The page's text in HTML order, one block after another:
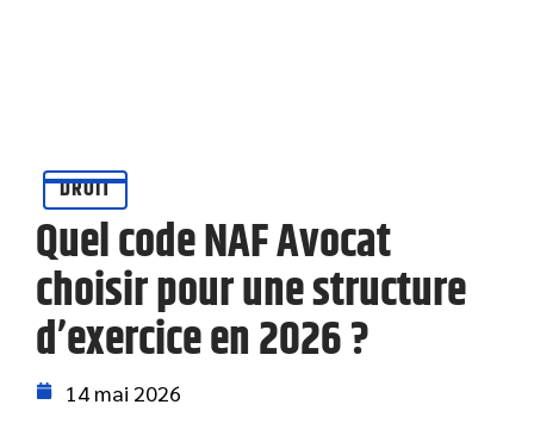
DROIT
Quel code NAF Avocat
choisir pour une structure
d’exercice en 2026 ?
14 mai 2026